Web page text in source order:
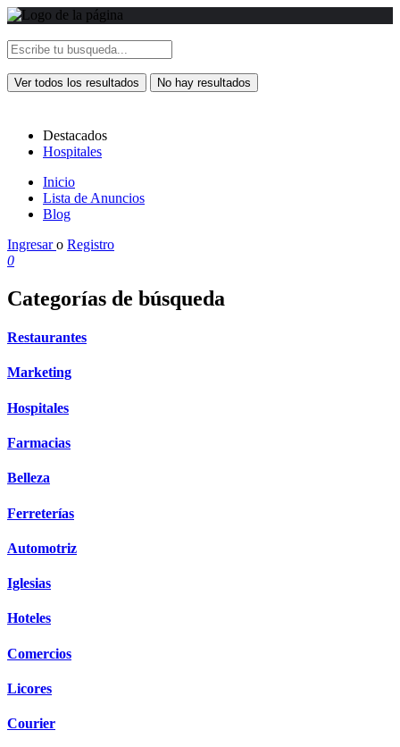
Ver todos los resultados No hay resultados
Destacados
Hospitales
Inicio
Lista de Anuncios
Blog
Ingresaro Registro
0
Categorías de búsqueda
Restaurantes
Marketing
Hospitales
Farmacias
Belleza
Ferreterías
Automotriz
Iglesias
Hoteles
Comercios
Licores
Courier